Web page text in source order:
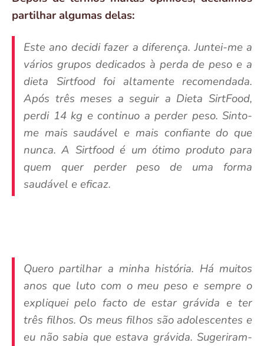
partilhar algumas delas:
Este ano decidi fazer a diferença. Juntei-me a
vários grupos dedicados à perda de peso e a
dieta Sirtfood foi altamente recomendada.
Após três meses a seguir a Dieta SirtFood,
perdi 14 kg e continuo a perder peso. Sinto-
me mais saudável e mais confiante do que
nunca. A Sirtfood é um ótimo produto para
quem quer perder peso de uma forma
saudável e eficaz.
Quero partilhar a minha história. Há muitos
anos que luto com o meu peso e sempre o
expliquei pelo facto de estar grávida e ter
três filhos. Os meus filhos são adolescentes e
eu não sabia que estava grávida. Sugeriram-